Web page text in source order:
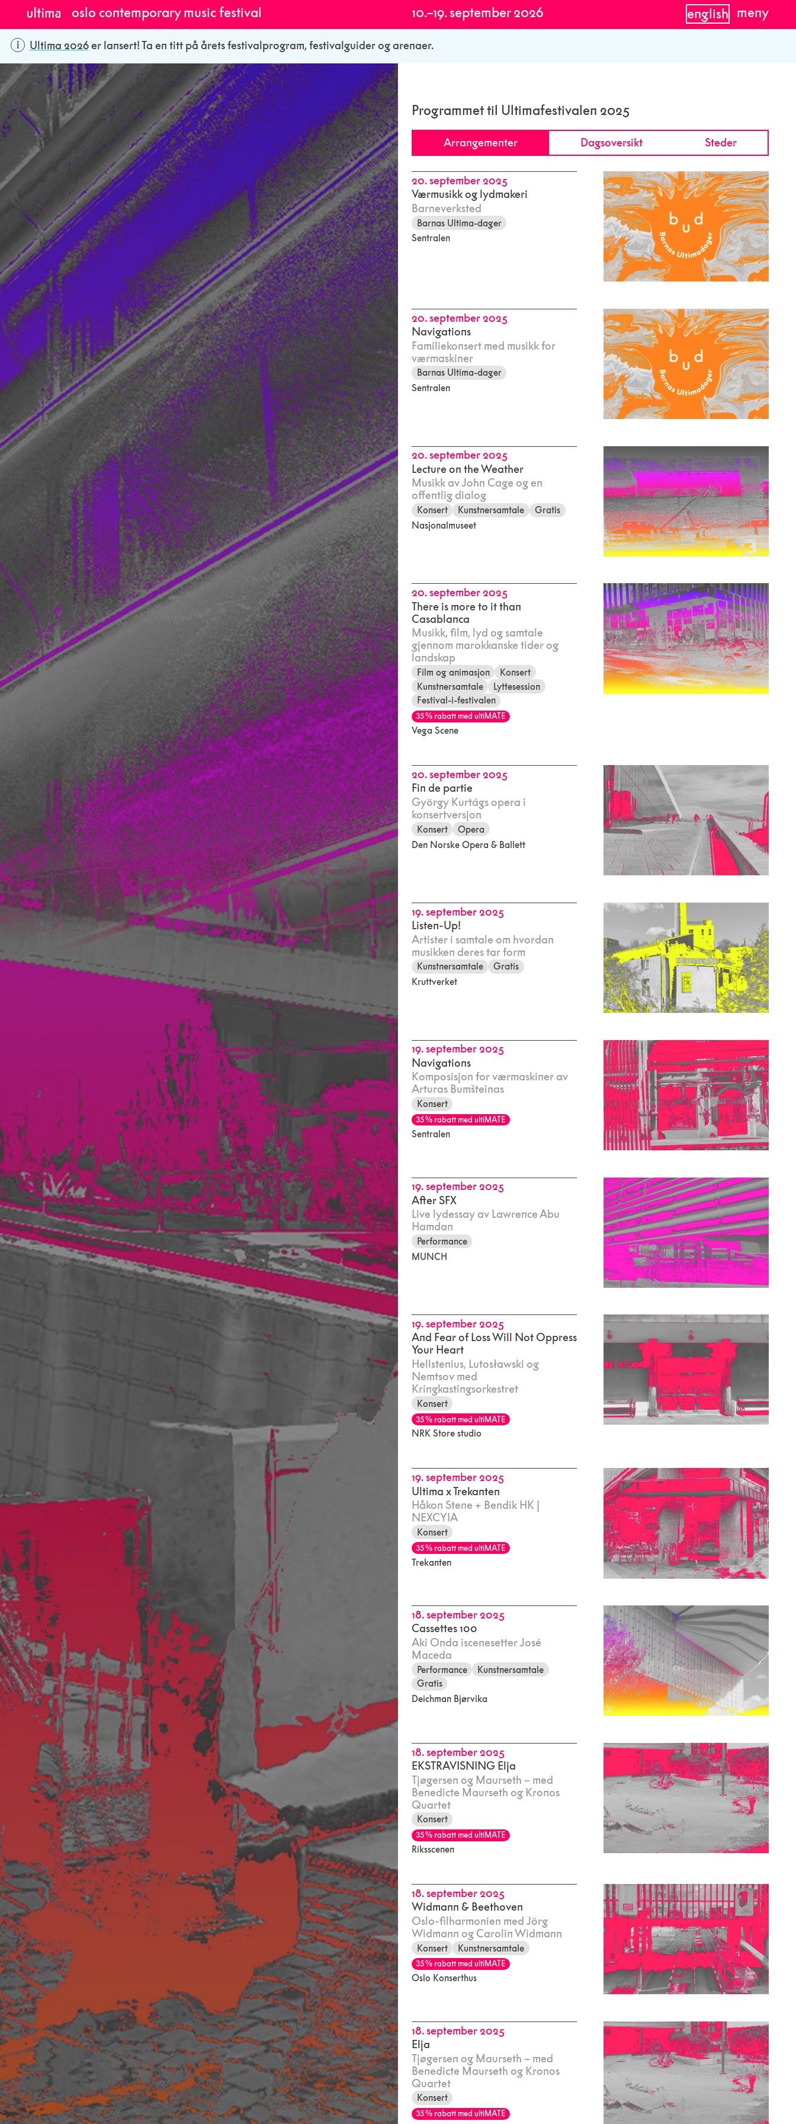
Ultima 2026er lansert! Ta en titt på årets festivalprogram, festivalguider og arenaer.
oslo contemporary music festival 10.–19. september 2026 english meny
Programmet til Ultimafestivalen 2025
Arrangementer Dagsoversikt Steder
20. september 2025
Værmusikk og lydmakeri
Barneverksted
Barnas Ultima-dager
Sentralen
20. september 2025
Navigations
Familiekonsert med musikk for
værmaskiner
Barnas Ultima-dager
Sentralen
20. september 2025
Lecture on the Weather
Musikk av John Cage og en
offentlig dialog
Konsert Kunstnersamtale
Gratis
Nasjonalmuseet
20. september 2025
There is more to it than
Casablanca
Musikk, film, lyd og samtale
gjennom marokkanske tider og
landskap
Film og animasjon
Konsert
Kunstnersamtale
Lyttesession
Festival-i-festivalen
35 % rabatt med ultiMATE
Vega Scene
20. september 2025
Fin de partie
György Kurtágs opera i
konsertversjon
Konsert
Opera
Den Norske Opera & Ballett
19. september 2025
Listen-Up!
Artister i samtale om hvordan
musikken deres tar form
Kunstnersamtale
Gratis
Kruttverket
19. september 2025
Navigations
Komposisjon for værmaskiner av
Arturas Bumšteinas
Konsert
35 % rabatt med ultiMATE
Sentralen
19. september 2025
After SFX
Live lydessay av Lawrence Abu
Hamdan
Performance
MUNCH
19. september 2025
And Fear of Loss Will Not Oppress
Your Heart
Hellstenius, Lutosławski og
Nemtsov med
Kringkastingsorkestret
Konsert
35 % rabatt med ultiMATE
NRK Store studio
19. september 2025
Ultima x Trekanten
Håkon Stene + Bendik HK |
NEXCYIA
Konsert
35 % rabatt med ultiMATE
Trekanten
18. september 2025
Cassettes 100
Aki Onda iscenesetter José
Maceda
Performance
Kunstnersamtale
Gratis
Deichman Bjørvika
18. september 2025
EKSTRAVISNING Elja
Tjøgersen og Maurseth – med
Benedicte Maurseth og Kronos
Quartet
Konsert
35 % rabatt med ultiMATE
Riksscenen
18. september 2025
Widmann & Beethoven
Oslo-filharmonien med Jörg
Widmann og Carolin Widmann
Konsert Kunstnersamtale
35 % rabatt med ultiMATE
Oslo Konserthus
18. september 2025
Elja
Tjøgersen og Maurseth – med
Benedicte Maurseth og Kronos
Quartet
Konsert
35 % rabatt med ultiMATE